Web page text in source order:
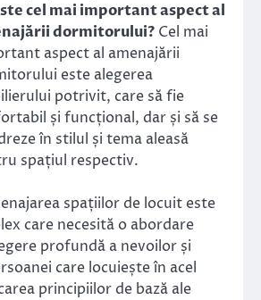
cel mai important aspect al
dormitorului? Cel mai
aspect al amenajării
este alegerea
potrivit, care să fie
și funcțional, dar și să se
în stilul și tema aleasă
spațiul respectiv.
spațiilor de locuit este
care necesită o abordare
profundă a nevoilor și
care locuiește în acel
principiilor de bază ale